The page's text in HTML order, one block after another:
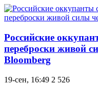
Российские
переброски живой
Bloomberg
19-сен, 16:49 2 526